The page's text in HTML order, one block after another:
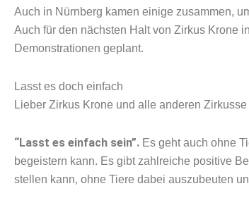
Auch in Nürnberg kamen einige zusammen,
Auch für den nächsten Halt von Zirkus Krone
Demonstrationen geplant.
Lasst es doch einfach
Lieber Zirkus Krone und alle anderen
“Lasst es einfach sein”. Es geht auch ohne
begeistern kann. Es gibt zahlreiche positive
stellen kann, ohne Tiere dabei auszubeuten